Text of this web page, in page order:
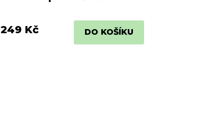
249 Kč DO KOŠÍKU